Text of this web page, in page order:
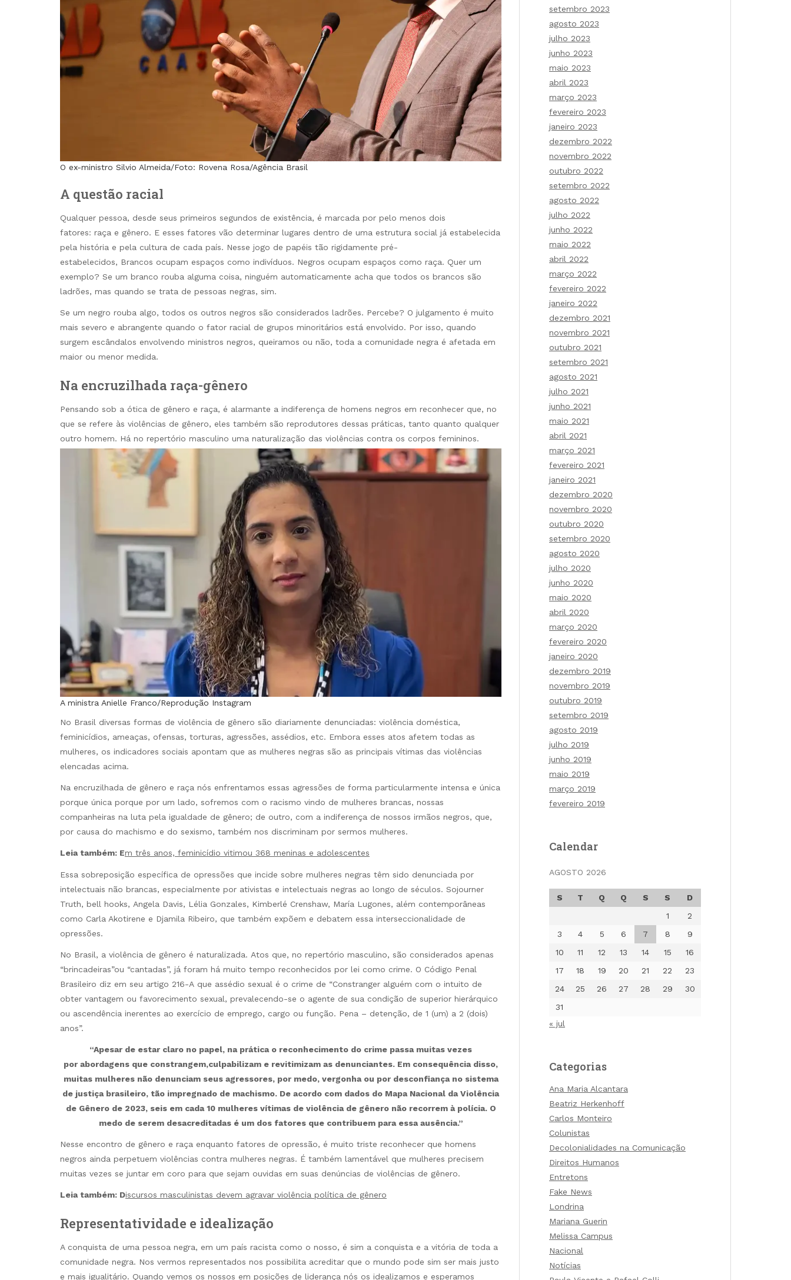
O ex-ministro Silvio Almeida/Foto: Rovena Rosa/Agência Brasil
A questão racial
Qualquer pessoa, desde seus primeiros segundos de existência, é marcada por pelo menos dois
fatores: raça e gênero. E esses fatores vão determinar lugares dentro de uma estrutura social já estabelecida
pela história e pela cultura de cada país. Nesse jogo de papéis tão rigidamente pré-
estabelecidos, Brancos ocupam espaços como indivíduos. Negros ocupam espaços como raça. Quer um
exemplo? Se um branco rouba alguma coisa, ninguém automaticamente acha que todos os brancos são
ladrões, mas quando se trata de pessoas negras, sim.
Se um negro rouba algo, todos os outros negros são considerados ladrões. Percebe? O julgamento é muito
mais severo e abrangente quando o fator racial de grupos minoritários está envolvido. Por isso, quando
surgem escândalos envolvendo ministros negros, queiramos ou não, toda a comunidade negra é afetada em
maior ou menor medida.
Na encruzilhada raça-gênero
Pensando sob a ótica de gênero e raça, é alarmante a indiferença de homens negros em reconhecer que, no
que se refere às violências de gênero, eles também são reprodutores dessas práticas, tanto quanto qualquer
outro homem. Há no repertório masculino uma naturalização das violências contra os corpos femininos.
A ministra Anielle Franco/Reprodução Instagram
No Brasil diversas formas de violência de gênero são diariamente denunciadas: violência doméstica,
feminicídios, ameaças, ofensas, torturas, agressões, assédios, etc. Embora esses atos afetem todas as
mulheres, os indicadores sociais apontam que as mulheres negras são as principais vítimas das violências
elencadas acima.
Na encruzilhada de gênero e raça nós enfrentamos essas agressões de forma particularmente intensa e única
porque única porque por um lado, sofremos com o racismo vindo de mulheres brancas, nossas
companheiras na luta pela igualdade de gênero; de outro, com a indiferença de nossos irmãos negros, que,
por causa do machismo e do sexismo, também nos discriminam por sermos mulheres.
Leia também: Em três anos, feminicídio vitimou 368 meninas e adolescentes
Essa sobreposição específica de opressões que incide sobre mulheres negras têm sido denunciada por
intelectuais não brancas, especialmente por ativistas e intelectuais negras ao longo de séculos. Sojourner
Truth, bell hooks, Angela Davis, Lélia Gonzales, Kimberlé Crenshaw, María Lugones, além contemporâneas
como Carla Akotirene e Djamila Ribeiro, que também expõem e debatem essa interseccionalidade de
opressões.
No Brasil, a violência de gênero é naturalizada. Atos que, no repertório masculino, são considerados apenas
“brincadeiras”ou “cantadas”, já foram há muito tempo reconhecidos por lei como crime. O Código Penal
Brasileiro diz em seu artigo 216-A que assédio sexual é o crime de “Constranger alguém com o intuito de
obter vantagem ou favorecimento sexual, prevalecendo-se o agente de sua condição de superior hierárquico
ou ascendência inerentes ao exercício de emprego, cargo ou função. Pena – detenção, de 1 (um) a 2 (dois)
anos”.
“Apesar de estar claro no papel, na prática o reconhecimento do crime passa muitas vezes
por abordagens que constrangem,culpabilizam e revitimizam as denunciantes. Em consequência disso,
muitas mulheres não denunciam seus agressores, por medo, vergonha ou por desconfiança no sistema
de justiça brasileiro, tão impregnado de machismo. De acordo com dados do Mapa Nacional da Violência
de Gênero de 2023, seis em cada 10 mulheres vítimas de violência de gênero não recorrem à polícia. O
medo de serem desacreditadas é um dos fatores que contribuem para essa ausência.”
Nesse encontro de gênero e raça enquanto fatores de opressão, é muito triste reconhecer que homens
negros ainda perpetuem violências contra mulheres negras. É também lamentável que mulheres precisem
muitas vezes se juntar em coro para que sejam ouvidas em suas denúncias de violências de gênero.
Leia também: Discursos masculinistas devem agravar violência política de gênero
Representatividade e idealização
A conquista de uma pessoa negra, em um país racista como o nosso, é sim a conquista e a vitória de toda a
comunidade negra. Nos vermos representados nos possibilita acreditar que o mundo pode sim ser mais justo
e mais igualitário. Quando vemos os nossos em posições de liderança nós os idealizamos e esperamos
setembro 2023
agosto 2023
julho 2023
junho 2023
maio 2023
abril 2023
março 2023
fevereiro 2023
janeiro 2023
dezembro 2022
novembro 2022
outubro 2022
setembro 2022
agosto 2022
julho 2022
junho 2022
maio 2022
abril 2022
março 2022
fevereiro 2022
janeiro 2022
dezembro 2021
novembro 2021
outubro 2021
setembro 2021
agosto 2021
julho 2021
junho 2021
maio 2021
abril 2021
março 2021
fevereiro 2021
janeiro 2021
dezembro 2020
novembro 2020
outubro 2020
setembro 2020
agosto 2020
julho 2020
junho 2020
maio 2020
abril 2020
março 2020
fevereiro 2020
janeiro 2020
dezembro 2019
novembro 2019
outubro 2019
setembro 2019
agosto 2019
julho 2019
junho 2019
maio 2019
março 2019
fevereiro 2019
Calendar
AGOSTO 2026
S T Q Q S S
D
1
2
3
4 5 6 7 8
9
10
11 12 13 14 15
16
17
18 19 20 21 22
23
24
25 26 27 28 29
30
31
« jul
Categorias
Ana Maria Alcantara
Beatriz Herkenhoff
Carlos Monteiro
Colunistas
Decolonialidades na Comunicação
Direitos Humanos
Entretons
Fake News
Londrina
Mariana Guerin
Melissa Campus
Nacional
Notícias